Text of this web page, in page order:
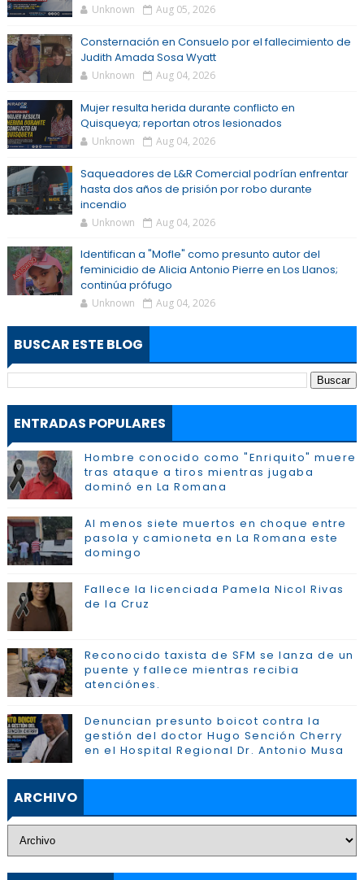
Unknown Aug 05, 2026
Consternación en Consuelo por el fallecimiento de
Judith Amada Sosa Wyatt
Unknown Aug 04, 2026
Mujer resulta herida durante conflicto en
Quisqueya; reportan otros lesionados
Unknown Aug 04, 2026
Saqueadores de L&R Comercial podrían enfrentar
hasta dos años de prisión por robo durante
incendio
Unknown Aug 04, 2026
Identifican a "Mofle" como presunto autor del
feminicidio de Alicia Antonio Pierre en Los Llanos;
continúa prófugo
Unknown Aug 04, 2026
BUSCAR ESTE BLOG
ENTRADAS POPULARES
Hombre conocido como "Enriquito" muere
tras ataque a tiros mientras jugaba
dominó en La Romana
Al menos siete muertos en choque entre
pasola y camioneta en La Romana este
domingo
Fallece la licenciada Pamela Nicol Rivas
de la Cruz
Reconocido taxista de SFM se lanza de un
puente y fallece mientras recibia
atenciónes.
Denuncian presunto boicot contra la
gestión del doctor Hugo Sención Cherry
en el Hospital Regional Dr. Antonio Musa
ARCHIVO